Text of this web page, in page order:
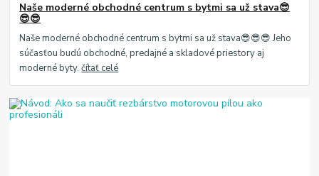
Naše moderné obchodné centrum s bytmi sa už stava😎
😎😎
Naše moderné obchodné centrum s bytmi sa už stava😎😎😎 Jeho
súčasťou budú obchodné, predajné a skladové priestory aj
moderné byty.čítať celé